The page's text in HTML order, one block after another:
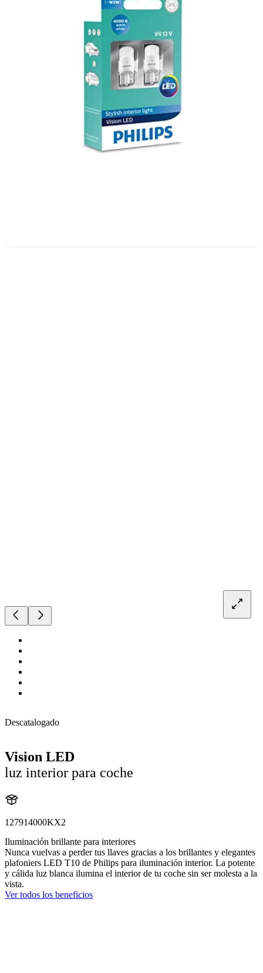
Descatalogado
Vision LED
luz interior para coche
127914000KX2
Iluminación brillante para interiores
Nunca vuelvas a perder tus llaves gracias a los brillantes y elegantes
plafoniers LED T10 de Philips para iluminación interior. La potente
y cálida luz blanca ilumina el interior de tu coche sin ser molesta a la
vista.
Ver todos los beneficios